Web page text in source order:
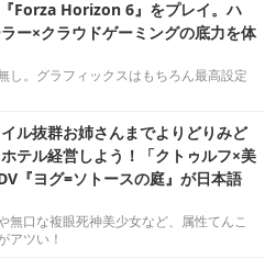
Forza Horizon 6』をプレイ。ハ
ー×クラウドゲーミングの底力を体
し。グラフィックスはもちろん最高設定
ル抜群お姉さんまでよりどりみど
テル経営しよう！「クトゥルフ×美
『ヨグ=ソトースの庭』が日本語
無口な複眼死神美少女など、属性てんこ
アツい！